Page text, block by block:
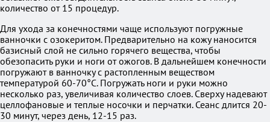
количество от 15 процедур.
Для ухода за конечностями чаще используют погружные
ванночки с озокеритом. Предварительно на кожу наносится
базисный слой не сильно горячего вещества, чтобы
обезопасить руки и ноги от ожогов. В дальнейшем конечности
погружают в ванночку с растопленным веществом
температурой 60-70°C. Погружать ноги и руки можно
несколько раз, увеличивая количество слоев. Сверху надевают
целлофановые и теплые носочки и перчатки. Сеанс длится 20-
30 минут, через день, 12-15 раз.